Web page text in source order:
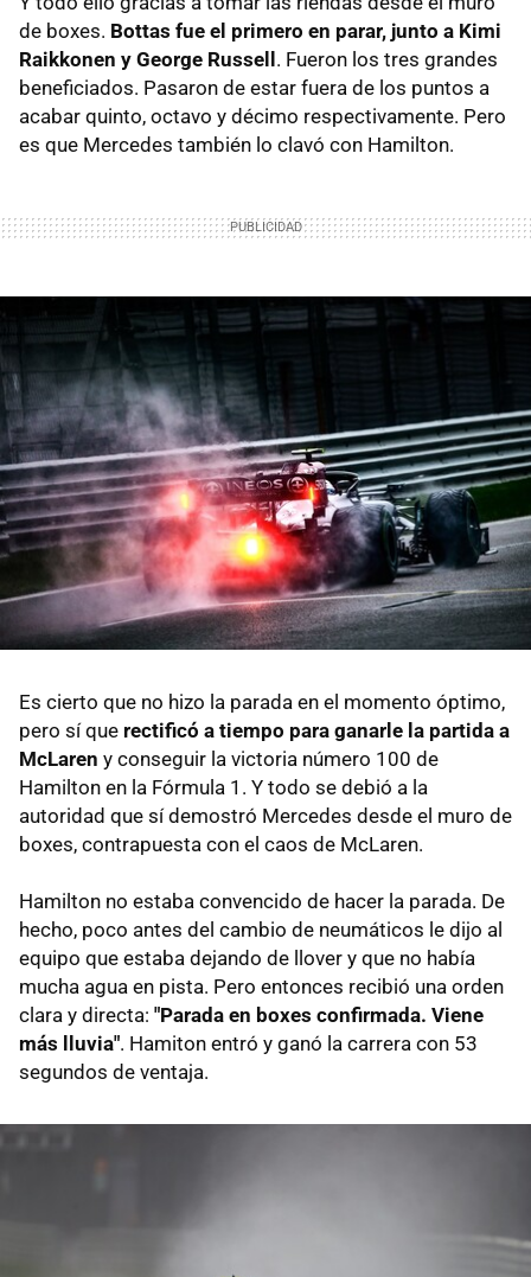
de boxes. Bottas fue el primero en parar, junto a Kimi
Raikkonen y George Russell. Fueron los tres grandes
beneficiados. Pasaron de estar fuera de los puntos a
acabar quinto, octavo y décimo respectivamente. Pero
es que Mercedes también lo clavó con Hamilton.
Es cierto que no hizo la parada en el momento óptimo,
pero sí que rectificó a tiempo para ganarle la partida a
McLaren y conseguir la victoria número 100 de
Hamilton en la Fórmula 1. Y todo se debió a la
autoridad que sí demostró Mercedes desde el muro de
boxes, contrapuesta con el caos de McLaren.
Hamilton no estaba convencido de hacer la parada. De
hecho, poco antes del cambio de neumáticos le dijo al
equipo que estaba dejando de llover y que no había
mucha agua en pista. Pero entonces recibió una orden
clara y directa: "Parada en boxes confirmada. Viene
más lluvia". Hamiton entró y ganó la carrera con 53
segundos de ventaja.